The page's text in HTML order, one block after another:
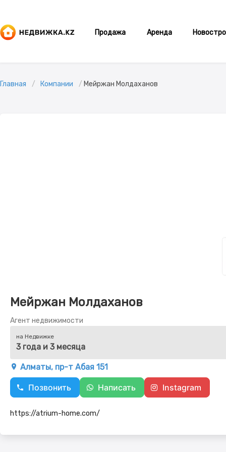
Продажа Аренда
Главная Компании Мейржан Молдаханов
Мейржан Молдаханов
Агент недвижимости
на Недвижке
3 года и 3 месяца
Алматы, пр-т Абая 151
Позвонить Написать Instagram